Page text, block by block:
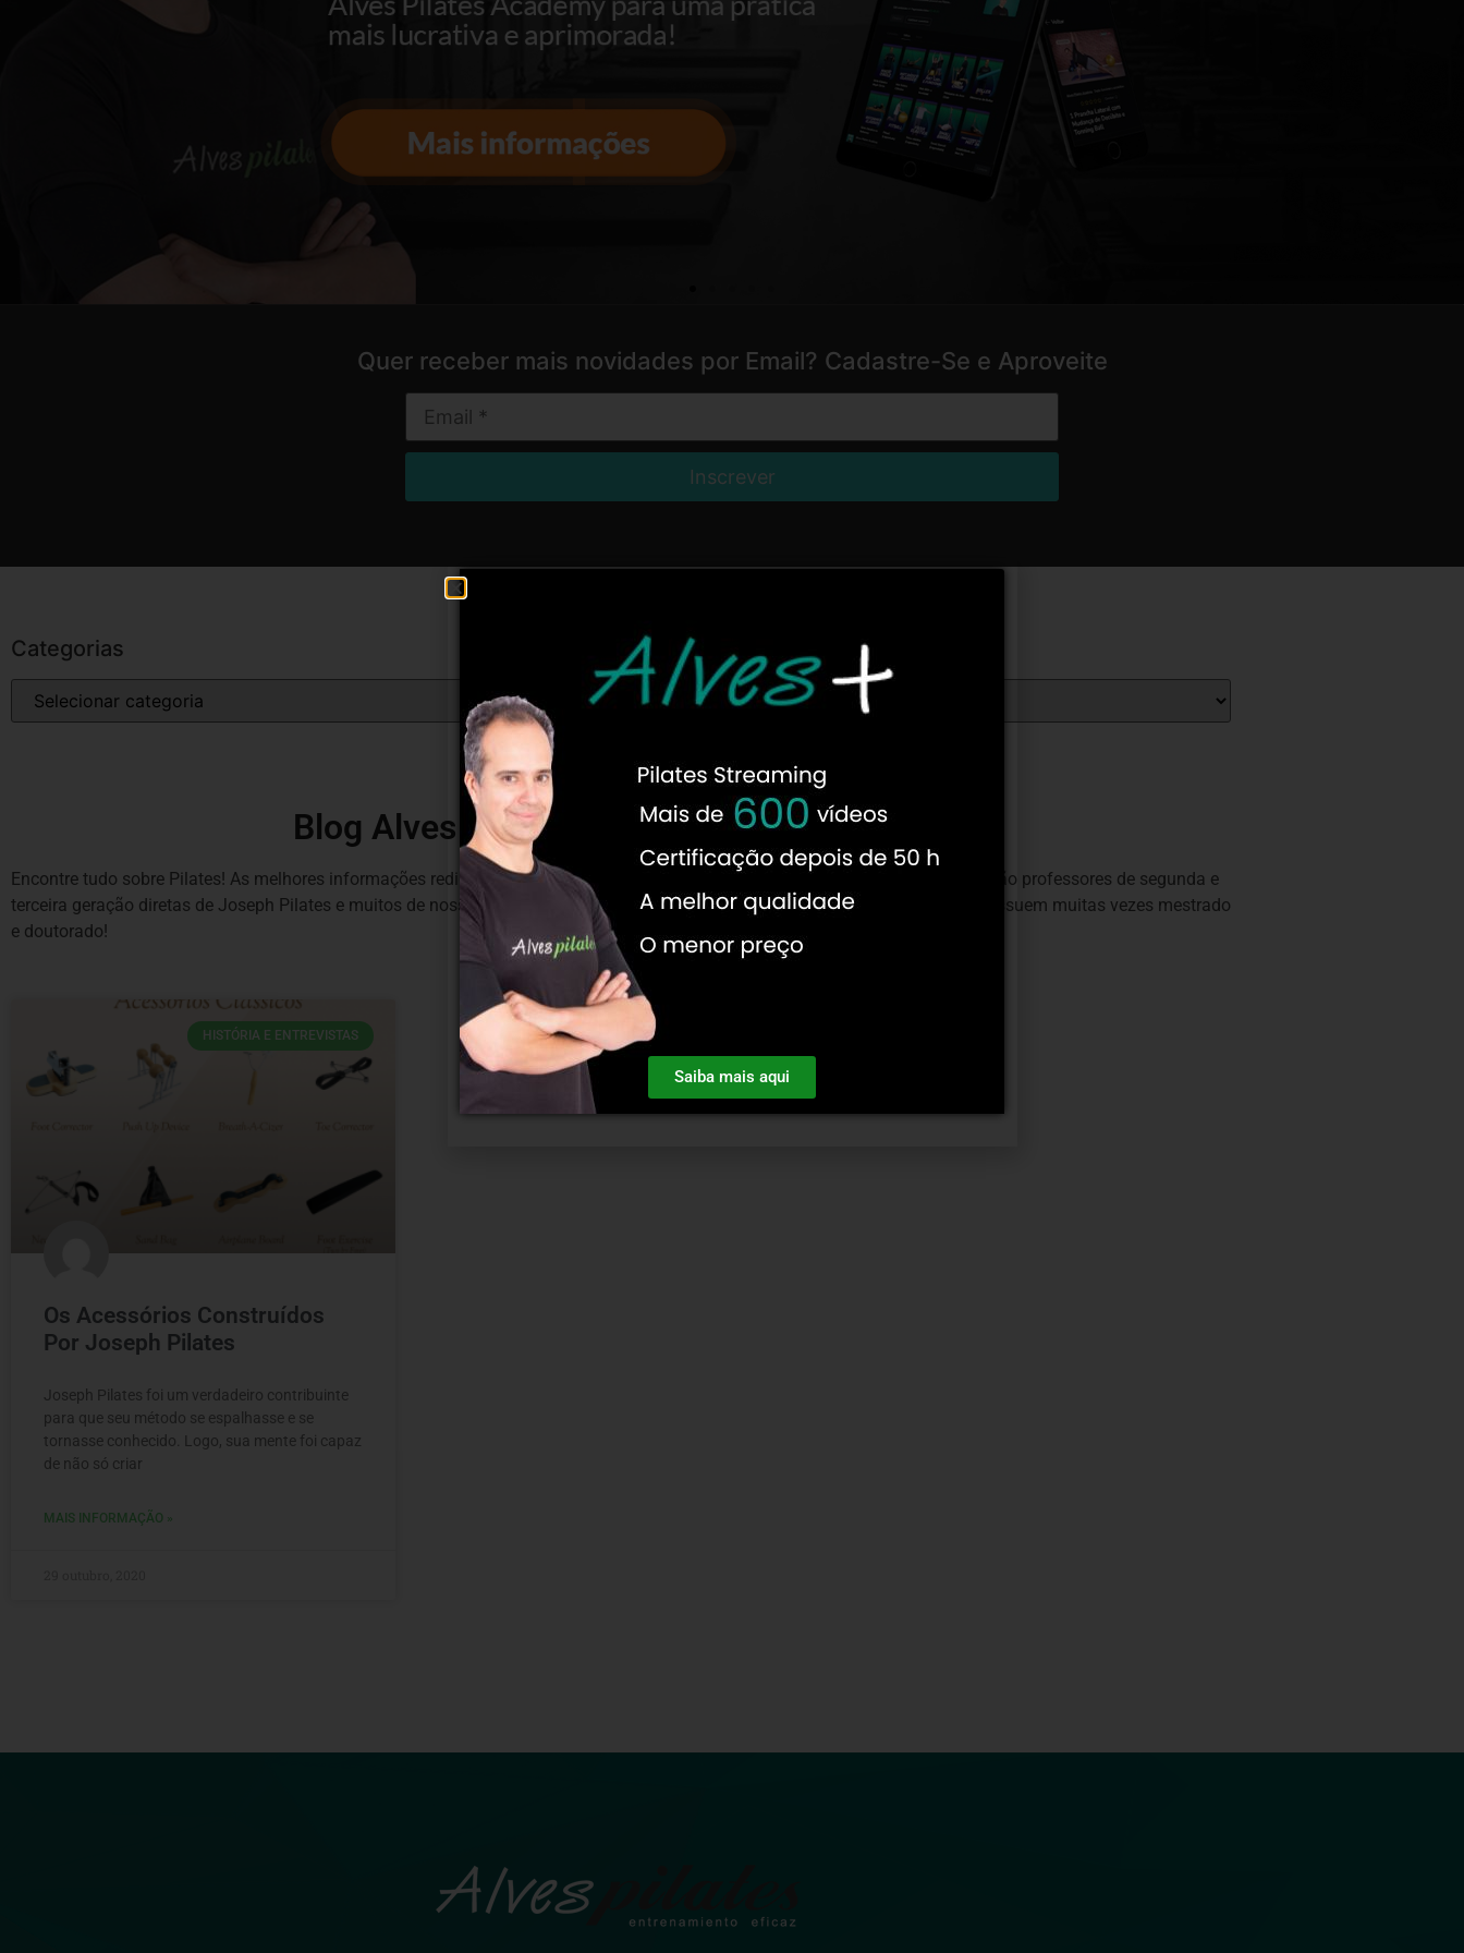
Quer receber mais novidades por Email? Cadastre-Se e Aproveite
Categorias
Blog Alves Pilates, veja todas as matérias:
Encontre tudo sobre Pilates! As melhores informações redigidas por especialistas no tema! Os autores titulares do Blog Pilates são professores de segunda e
terceira geração diretas de Joseph Pilates e muitos de nossos autores convidados são professores conhecidos no meio e que possuem muitas vezes mestrado
e doutorado!
HISTÓRIA E ENTREVISTAS
Os Acessórios Construídos
Por Joseph Pilates
Joseph Pilates foi um verdadeiro contribuinte
para que seu método se espalhasse e se
tornasse conhecido. Logo, sua mente foi capaz
de não só criar
MAIS INFORMAÇÃO »
Saiba mais aqui